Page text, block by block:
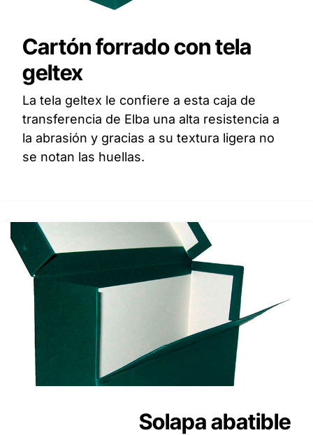
Cartón forrado con tela
geltex
La tela geltex le confiere a esta caja de
transferencia de Elba una alta resistencia a
la abrasión y gracias a su textura ligera no
se notan las huellas.
Solapa abatible